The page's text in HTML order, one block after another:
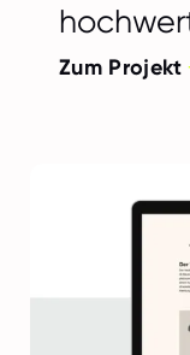
Zum Projekt